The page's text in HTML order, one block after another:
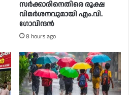
സർക്കാരിനെതിരെ രൂക്ഷ
വിമർശനവുമായി എം.വി.
ഗോവിന്ദൻ
8 hours ago